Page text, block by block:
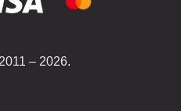
– 2026.